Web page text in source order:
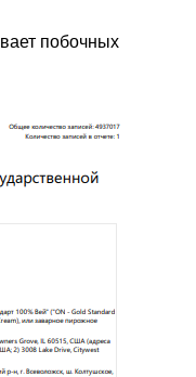
побочных